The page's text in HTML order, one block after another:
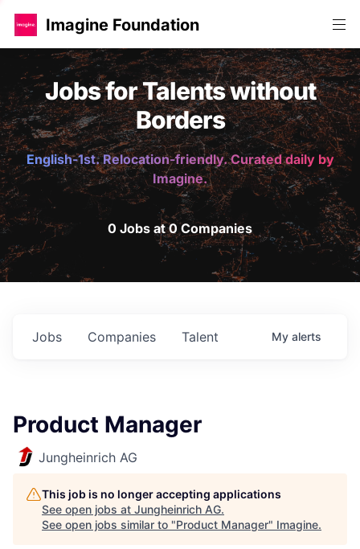
Imagine Foundation
Jobs for Talents without
Borders
English-1st. Relocation-friendly. Curated daily by
Imagine.
0 Jobs at 0 Companies
Jobs Companies Talent My alerts
Product Manager
Jungheinrich AG
This job is no longer accepting applications
See open jobs at Jungheinrich AG.
See open jobs similar to "Product Manager" Imagine.